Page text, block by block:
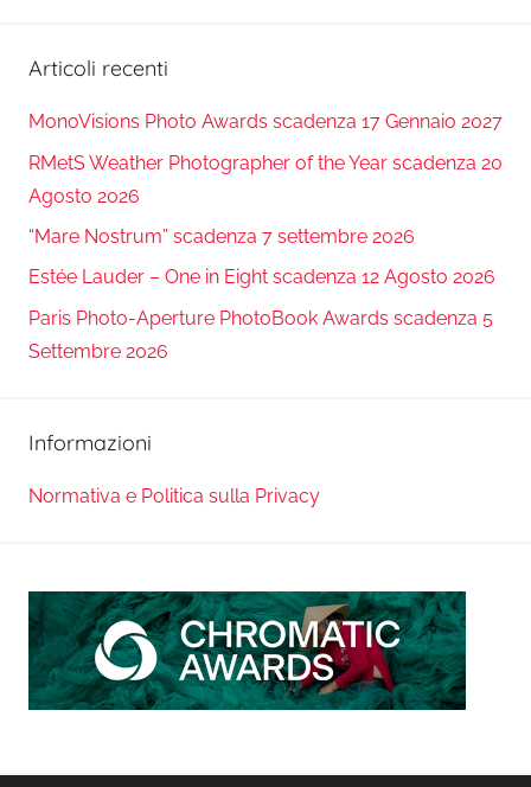
Articoli recenti
MonoVisions Photo Awards scadenza 17 Gennaio 2027
RMetS Weather Photographer of the Year scadenza 20
Agosto 2026
“Mare Nostrum” scadenza 7 settembre 2026
Estée Lauder – One in Eight scadenza 12 Agosto 2026
Paris Photo-Aperture PhotoBook Awards scadenza 5
Settembre 2026
Informazioni
Normativa e Politica sulla Privacy